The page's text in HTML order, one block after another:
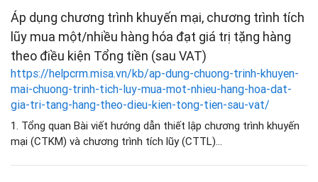
Áp dụng chương trình khuyến mại, chương trình tích
lũy mua một/nhiều hàng hóa đạt giá trị tặng hàng
theo điều kiện Tổng tiền (sau VAT)
https://helpcrm.misa.vn/kb/ap-dung-chuong-trinh-khuyen-
mai-chuong-trinh-tich-luy-mua-mot-nhieu-hang-hoa-dat-
gia-tri-tang-hang-theo-dieu-kien-tong-tien-sau-vat/
1. Tổng quan Bài viết hướng dẫn thiết lập chương trình khuyến
mại (CTKM) và chương trình tích lũy (CTTL)...